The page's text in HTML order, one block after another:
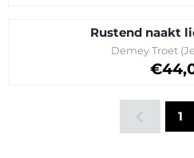
Rustend naakt
Merk:
Demey Troet
Prijs op
1